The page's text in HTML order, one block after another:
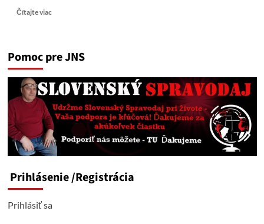
Čítajte viacRead
potvrdila,
napriek
tlaku
sa
neplánuje
úplne
vzdať
ruských
S-
Pomoc pre JNS
Prihlásenie/Registrácia
Prihlásiť sa